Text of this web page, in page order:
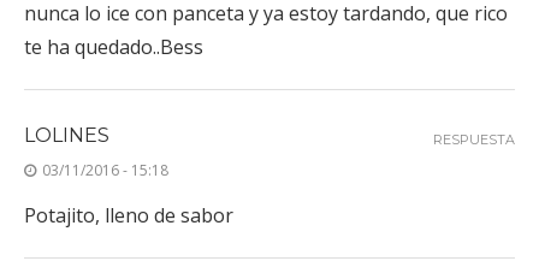
nunca lo ice con panceta y ya estoy tardando, que rico
te ha quedado..Bess
LOLINES
03/11/2016 - 15:18
Potajito, lleno de sabor
RESPUESTA